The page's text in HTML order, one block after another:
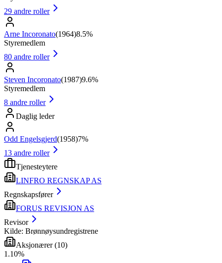
29 andre roller
Arne Incoronato(1964)8.5%
Styremedlem
80 andre roller
Steven Incoronato(1987)9.6%
Styremedlem
8 andre roller
Daglig leder
Odd Engelsgjerd(1958)7%
13 andre roller
Tjenesteytere
LINFRO REGNSKAP AS
Regnskapsfører
FORUS REVISJON AS
Revisor
Kilde: Brønnøysundregistrene
Aksjonærer(10)
1 .10%